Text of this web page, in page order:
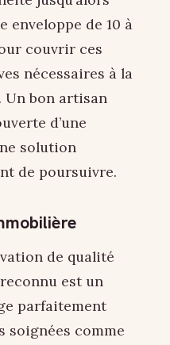
enveloppe de 10 à
couvrir ces
nécessaires à la
Un bon artisan
d’une
solution
de poursuivre.
de qualité
est un
parfaitement
soignées comme